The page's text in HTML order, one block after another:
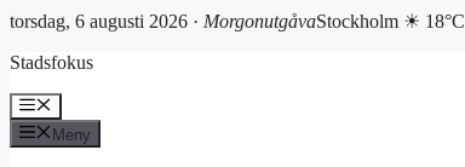
torsdag, 6 augusti 2026 · MorgonutgåvaStockholm ☀ 18°C
till
Stadsfokus
Meny
Meny